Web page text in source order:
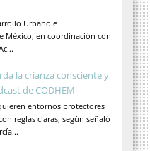
Urbano e
México, en coordinación con
la crianza consciente y
de CODHEM
entornos protectores
reglas claras, según señaló